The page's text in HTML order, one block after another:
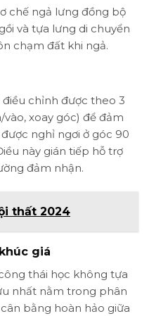
chế ngả lưng đồng bộ
và tựa lưng di chuyển
chạm đất khi ngả.
chỉnh được theo 3
xoay góc) để đảm
nghỉ ngơi ở góc 90
này gián tiếp hỗ trợ
đảm nhận.
thất 2024
giá
thái học không tựa
nhất nằm trong phân
bằng hoàn hảo giữa